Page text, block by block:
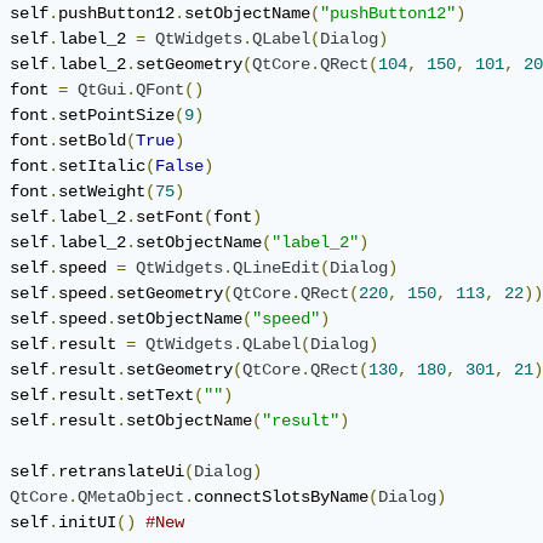
self
. pushButton12. setObjectName( "pushButton12")
self
. label_2 = QtWidgets.QLabel(Dialog)
self
. label_2. setGeometry(QtCore.QRect(104, 150, 101,
20
font
= QtGui.QFont()
font
. setPointSize(9)
font
. setBold(True)
font
. setItalic(False)
font
. setWeight(75)
self
. label_2. setFont(font)
self
. label_2. setObjectName( "label_2")
self
. speed = QtWidgets.QLineEdit(Dialog)
self
. speed. setGeometry(QtCore.QRect(220, 150, 113, 22))
self
. speed. setObjectName( "speed")
self
. result = QtWidgets.QLabel(Dialog)
self
. result . setGeometry(QtCore.QRect(130, 180, 301, 21
self
. result . setText( "")
self
. result . setObjectName( "result")
self
. retranslateUi(Dialog)
QtCore.QMetaObject . connectSlotsByName(Dialog)
self
. initUI() #New